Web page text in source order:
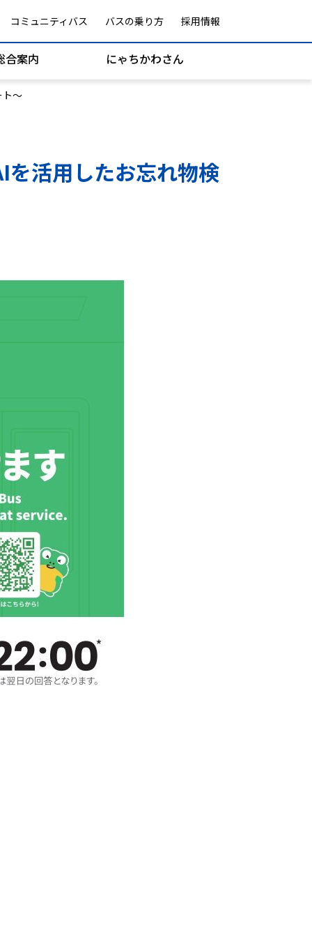
コミュニティバス バスの乗り方 採用情報
路線図
合案内 にゃちかわさん
ト～
を活用したお忘れ物検